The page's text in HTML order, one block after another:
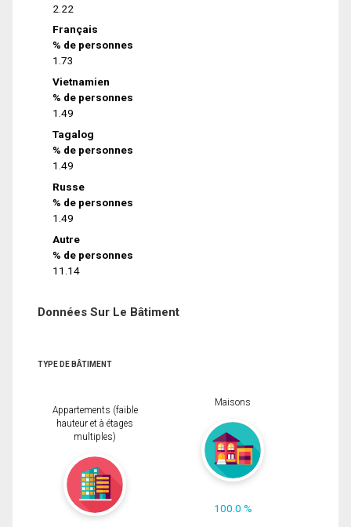
2.22
Français
% de personnes
1.73
Vietnamien
% de personnes
1.49
Tagalog
% de personnes
1.49
Russe
% de personnes
1.49
Autre
% de personnes
11.14
Données Sur Le Bâtiment
TYPE DE BÂTIMENT
Appartements (faible
hauteur et à étages
multiples)
Maisons
100.0 %